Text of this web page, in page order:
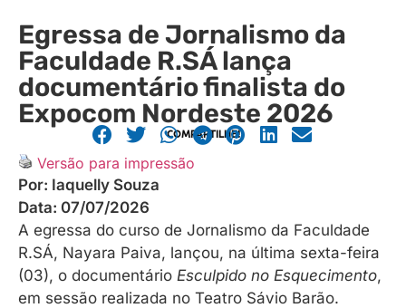
Egressa de Jornalismo da
Faculdade R.SÁ lança
documentário finalista do
Expocom Nordeste 2026
COMPARTILHE!
Versão para impressão
Por: Iaquelly Souza
Data: 07/07/2026
A egressa do curso de Jornalismo da Faculdade
R.SÁ, Nayara Paiva, lançou, na última sexta-feira
(03), o documentário Esculpido no Esquecimento,
em sessão realizada no Teatro Sávio Barão.